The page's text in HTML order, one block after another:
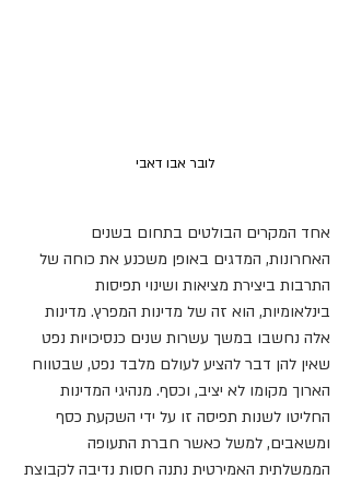
לובר אבו דאבי
אחד המקרים הבולטים בתחום בשנים
האחרונות, המדגים באופן משכנע את כוחה של
התרבות ביצירת מציאות ושינוי תפיסות
בינלאומיות, הוא זה של מדינות המפרץ. מדינות
אלה נחשבו במשך עשרות שנים כנסיכויות נפט
שאין להן דבר להציע לעולם מלבד נפט, שבטווח
הארוך מקומו לא יציב, וכסף. מנהיגי המדינות
החליטו לשנות תפיסה זו על ידי השקעת כסף
ומשאבים, למשל כאשר חברת התעופה
הממשלתית האמירטית נתנה חסות נדיבה לקבוצת